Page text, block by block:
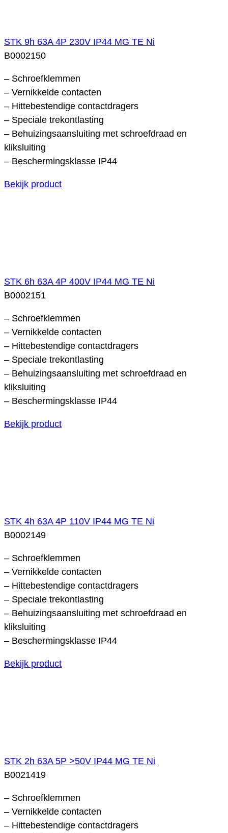
STK 9h 63A 4P 230V IP44 MG TE Ni
B0002150
– Schroefklemmen
– Vernikkelde contacten
– Hittebestendige contactdragers
– Speciale trekontlasting
– Behuizingsaansluiting met schroefdraad en
kliksluiting
– Beschermingsklasse IP44
Bekijk product
STK 6h 63A 4P 400V IP44 MG TE Ni
B0002151
– Schroefklemmen
– Vernikkelde contacten
– Hittebestendige contactdragers
– Speciale trekontlasting
– Behuizingsaansluiting met schroefdraad en
kliksluiting
– Beschermingsklasse IP44
Bekijk product
STK 4h 63A 4P 110V IP44 MG TE Ni
B0002149
– Schroefklemmen
– Vernikkelde contacten
– Hittebestendige contactdragers
– Speciale trekontlasting
– Behuizingsaansluiting met schroefdraad en
kliksluiting
– Beschermingsklasse IP44
Bekijk product
STK 2h 63A 5P >50V IP44 MG TE Ni
B0021419
– Schroefklemmen
– Vernikkelde contacten
– Hittebestendige contactdragers